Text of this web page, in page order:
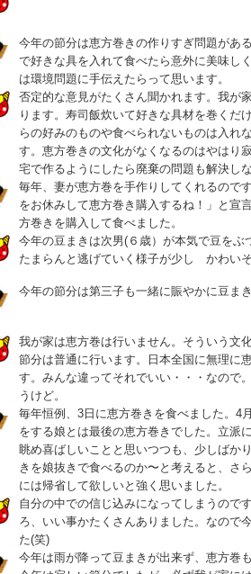
今年の節分は恵方巻きの作りすぎ問題があ
で好きな具を入れて食べたら意外に美味し
は環境問題に手伝えたらって思います。
否定的な意見がたくさん聞かれます。我が
ります。寿司飯炊いて好きな具材を巻くだ
らの好みのものや食べられないものは入れ
す。恵方巻きの文化がなくなるのはやはり
宅で作るようにしたら廃棄の問題も解決し
毎年、妻が恵方巻を手作りしてくれるので
をお休みして恵方巻き購入するね！」と宣
方巻きを購入して食べました。
今年の豆まきは次男(６歳）が本気で豆を
たまらんと逃げていく様子が少し かわいそ
今年の節分は第三子も一緒に賑やかに豆ま
我が家は恵方巻は行いません。そういう文
節分は普通に行います。日本全国に無理に
す。みんな違ってそれでいい・・・なので
うけど。
毎年恒例、3日に恵方巻きを食べました。4
をする娘とは最後の恵方巻きでした。立派
眺め喜ばしいことと思いつつも、少しばか
きを娘抜きで食べるのか〜と考えると、さ
には帰省して欲しいと強く思いました。
自分の中での信じ込みになってしまうので
ろ、いい事かたくさんありました。なので
た(笑)
今年は雨が降って豆まきが出来ず、恵方巻